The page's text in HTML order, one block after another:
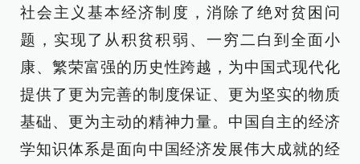
社会主义基本经济制度，消除了绝对贫困问
题，实现了从积贫积弱、一穷二白到全面小
康、繁荣富强的历史性跨越，为中国式现代化
提供了更为完善的制度保证、更为坚实的物质
基础、更为主动的精神力量。中国自主的经济
学知识体系是面向中国经济发展伟大成就的经